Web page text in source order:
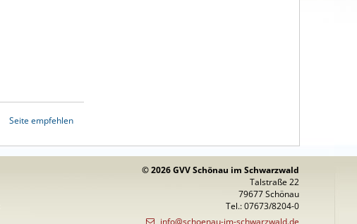
Seite empfehlen
© 2026 GVV Schönau im Schwarzwald
Talstraße 22
79677 Schönau
Tel.: 07673/8204-0
info@schoenau-im-schwarzwald.de